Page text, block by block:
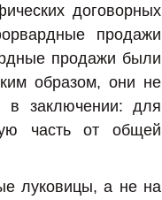
договорных
продажи
продажи были
образом, они не
заключении: для
часть от общей
луковицы, а не на